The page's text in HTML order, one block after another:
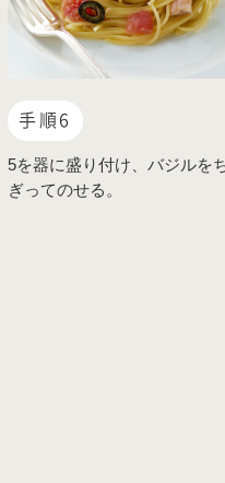
手順6
5を器に盛り付け、バジルを
ぎってのせる。